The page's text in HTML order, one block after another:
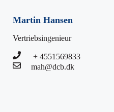
Martin Hansen
Vertriebsingenieur
+ 4551569833
mah@dcb.dk